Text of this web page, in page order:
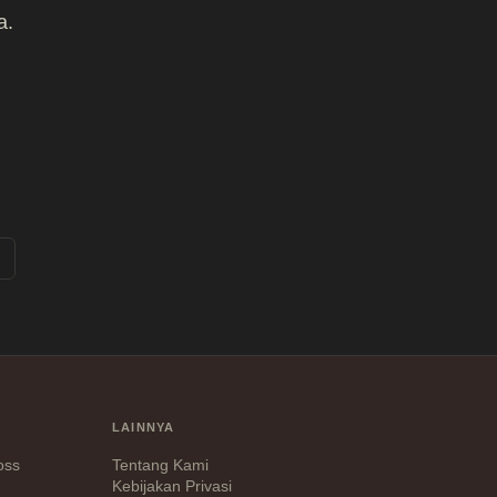
LAINNYA
Tentang Kami
Kebijakan Privasi